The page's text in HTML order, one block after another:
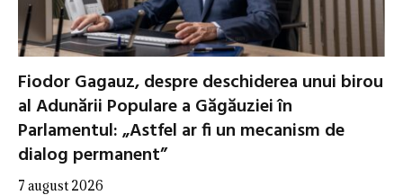
Fiodor Gagauz, despre deschiderea unui birou
al Adunării Populare a Găgăuziei în
Parlamentul: „Astfel ar fi un mecanism de
dialog permanent”
7 august 2026